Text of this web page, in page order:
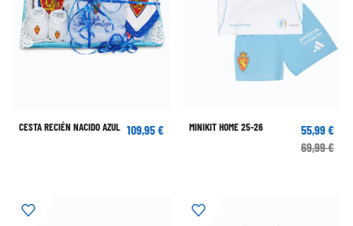
CESTA RECIÉN NACIDO AZUL 109,95 € MINIKIT HOME 25-26
55,99 €
69,99 €